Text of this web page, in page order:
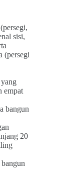
sisi,
(persegi
empat
bangun
20